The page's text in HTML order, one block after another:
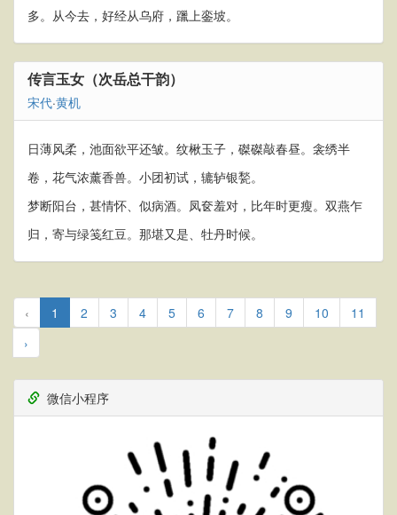
多。从今去，好经从乌府，躐上銮坡。
传言玉女（次岳总干韵）
宋代·黄机
日薄风柔，池面欲平还皱。纹楸玉子，磔磔敲春昼。衾绣半
卷，花气浓薰香兽。小团初试，辘轳银甃。
梦断阳台，甚情怀、似病酒。凤奁羞对，比年时更瘦。双燕乍
归，寄与绿笺红豆。那堪又是、牡丹时候。
‹ 1 2 3 4 5 6 7 8 9 10
11
›
微信小程序